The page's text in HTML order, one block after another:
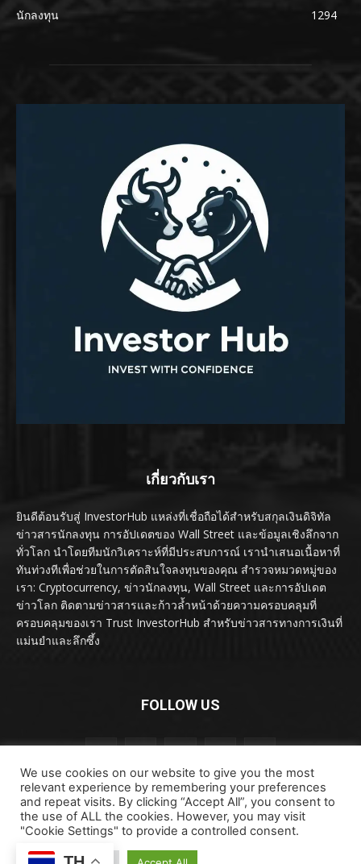
นักลงทุน
1294
เกี่ยวกับเรา
ยินดีต้อนรับสู่ InvestorHub แหล่งที่เชื่อถือได้สำหรับสกุลเงินดิจิทัล
ข่าวสารนักลงทุน การอัปเดตของ Wall Street และข้อมูลเชิงลึกจาก
ทั่วโลก นำโดยทีมนักวิเคราะห์ที่มีประสบการณ์ เรานำเสนอเนื้อหาที่
ทันท่วงทีเพื่อช่วยในการตัดสินใจลงทุนของคุณ สำรวจหมวดหมู่ของ
เรา: Cryptocurrency, ข่าวนักลงทุน, Wall Street และการอัปเดต
ข่าวโลก ติดตามข่าวสารและก้าวล้ำหน้าด้วยความครอบคลุมที่
ครอบคลุมของเรา Trust InvestorHub สำหรับข่าวสารทางการเงินที่
แม่นยำและลึกซึ้ง
FOLLOW US
ลิขสิทธิ์ © ลิขสิทธิ์ 2024 investorhub.click สงวนลิขสิทธิ์
We use cookies on our website to give you the most
relevant experience by remembering your preferences
and repeat visits. By clicking “Accept All”, you consent to
the use of ALL the cookies. However, you may visit
"Cookie Settings" to provide a controlled consent.